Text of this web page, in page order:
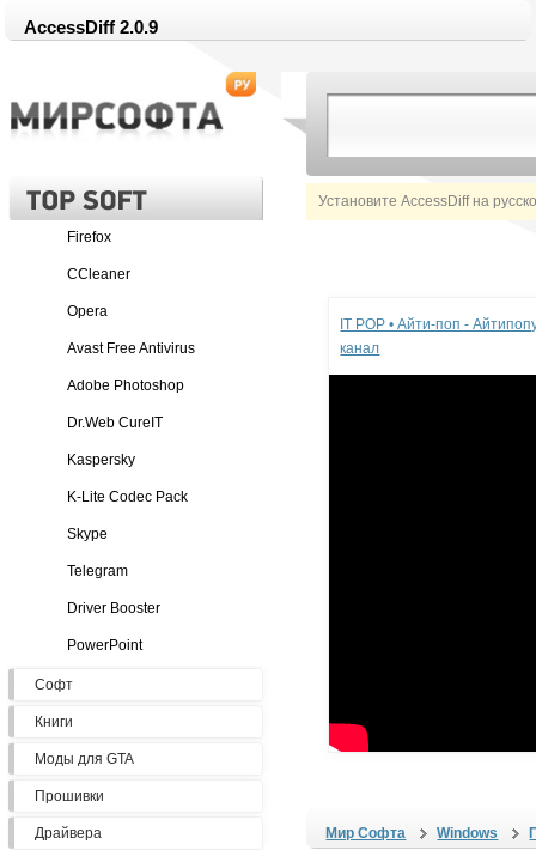
AccessDiff 2.0.9
Установите AccessDiff на
Firefox
CCleaner
Opera
Avast Free Antivirus
Adobe Photoshop
Dr.Web CureIT
Kaspersky
K-Lite Codec Pack
Skype
Telegram
Driver Booster
PowerPoint
Софт
Книги
Моды для GTA
Прошивки
Драйвера
IT POP • Айти-поп -
канал
Мир Софта Windows